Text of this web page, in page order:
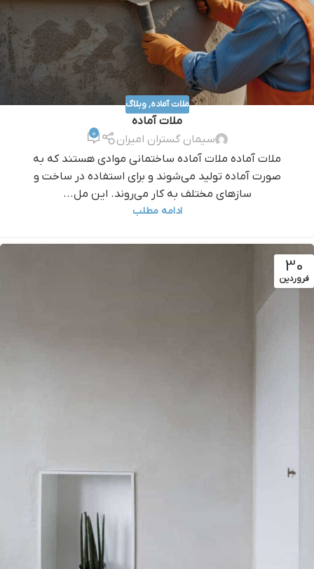
ملات آماده,وبلاگ
ملات آماده
سیمان گستران امیران
0
ملات آماده ملات آماده ساختمانی موادی هستند که به
صورت آماده تولید می‌شوند و برای استفاده در ساخت و
سازهای مختلف به کار می‌روند. این مل...
ادامه مطلب
30
فروردین